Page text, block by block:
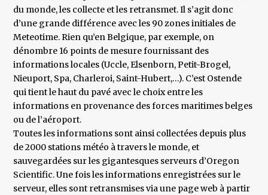
du monde, les collecte et les retransmet. Il s’agit donc
d’une grande différence avec les 90 zones initiales de
Meteotime. Rien qu’en Belgique, par exemple, on
dénombre 16 points de mesure fournissant des
informations locales (Uccle, Elsenborn, Petit-Brogel,
Nieuport, Spa, Charleroi, Saint-Hubert,…). C’est Ostende
qui tient le haut du pavé avec le choix entre les
informations en provenance des forces maritimes belges
ou de l’aéroport.
Toutes les informations sont ainsi collectées depuis plus
de 2000 stations météo à travers le monde, et
sauvegardées sur les gigantesques serveurs d’Oregon
Scientific. Une fois les informations enregistrées sur le
serveur, elles sont retransmises via une page web à partir